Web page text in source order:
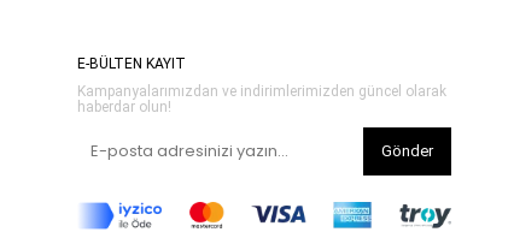
E-BÜLTEN KAYIT
Kampanyalarımızdan ve indirimlerimizden güncel olarak
haberdar olun!
Gönder